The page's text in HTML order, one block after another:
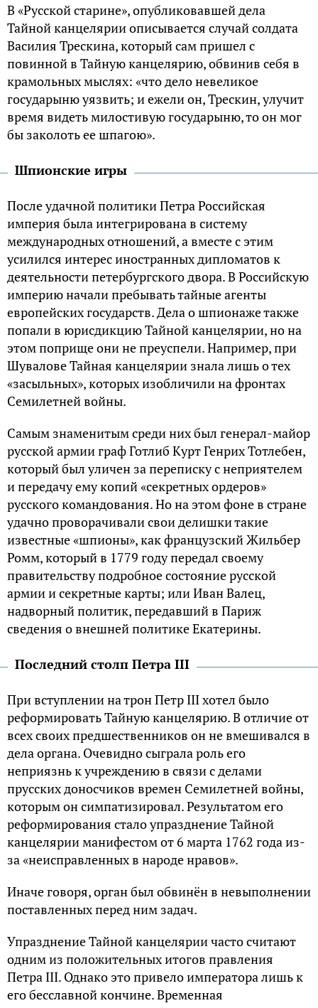
В «Русской старине», опубликовавшей дела
Тайной канцелярии описывается случай солдата
Василия Трескина, который сам пришел с
повинной в Тайную канцелярию, обвинив себя в
крамольных мыслях: «что дело невеликое
государыню уязвить; и ежели он, Трескин, улучит
время видеть милостивую государыню, то он мог
бы заколоть ее шпагою».
Шпионские игры
После удачной политики Петра Российская
империя была интегрирована в систему
международных отношений, а вместе с этим
усилился интерес иностранных дипломатов к
деятельности петербургского двора. В Российскую
империю начали пребывать тайные агенты
европейских государств. Дела о шпионаже также
попали в юрисдикцию Тайной канцелярии, но на
этом поприще они не преуспели. Например, при
Шувалове Тайная канцелярии знала лишь о тех
«засыльных», которых изобличили на фронтах
Семилетней войны.
Самым знаменитым среди них был генерал-майор
русской армии граф Готлиб Kурт Генрих Тотлебен,
который был уличен за переписку с неприятелем
и передачу ему копий «секретных ордеров»
русского командования. Но на этом фоне в стране
удачно проворачивали свои делишки такие
известные «шпионы», как французский Жильбер
Ромм, который в 1779 году передал своему
правительству подробное состояние русской
армии и секретные карты; или Иван Валец,
надворный политик, передавший в Париж
сведения о внешней политике Екатерины.
Последний столп Петра III
При вступлении на трон Петр III хотел было
реформировать Тайную канцелярию. В отличие от
всех своих предшественников он не вмешивался в
дела органа. Очевидно сыграла роль его
неприязнь к учреждению в связи с делами
прусских доносчиков времен Семилетней войны,
которым он симпатизировал. Результатом его
реформирования стало упразднение Тайной
канцелярии манифестом от 6 марта 1762 года из-
за «неисправленных в народе нравов».
Иначе говоря, орган был обвинён в невыполнении
поставленных перед ним задач.
Упразднение Тайной канцелярии часто считают
одним из положительных итогов правления
Петра III. Однако это привело императора лишь к
его бесславной кончине. Временная